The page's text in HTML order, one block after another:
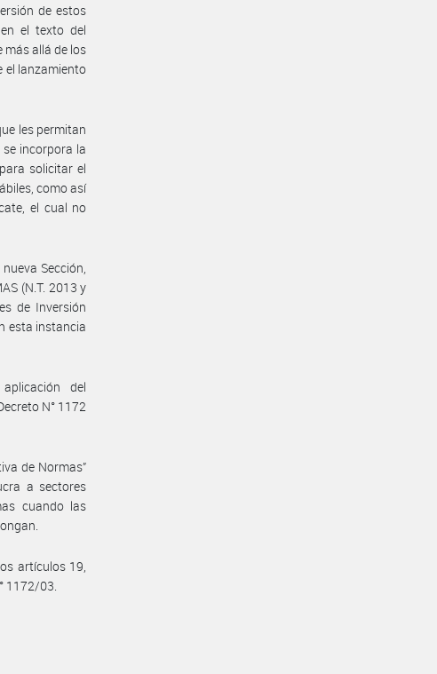
de estos
el texto del
más allá de los
el lanzamiento
les permitan
incorpora la
solicitar el
como así
el cual no
Sección,
(N.T. 2013 y
de Inversión
esta instancia
del
N° 1172
de Normas”
a sectores
cuando las
artículos 19,
1172/03.